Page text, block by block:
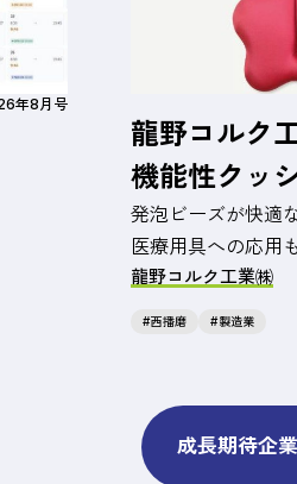
年8月号
龍野コルク
機能性クッ
発泡ビーズが快適
医療用具への応用
龍野コルク工業㈱
西播磨 製造業
成長期待企